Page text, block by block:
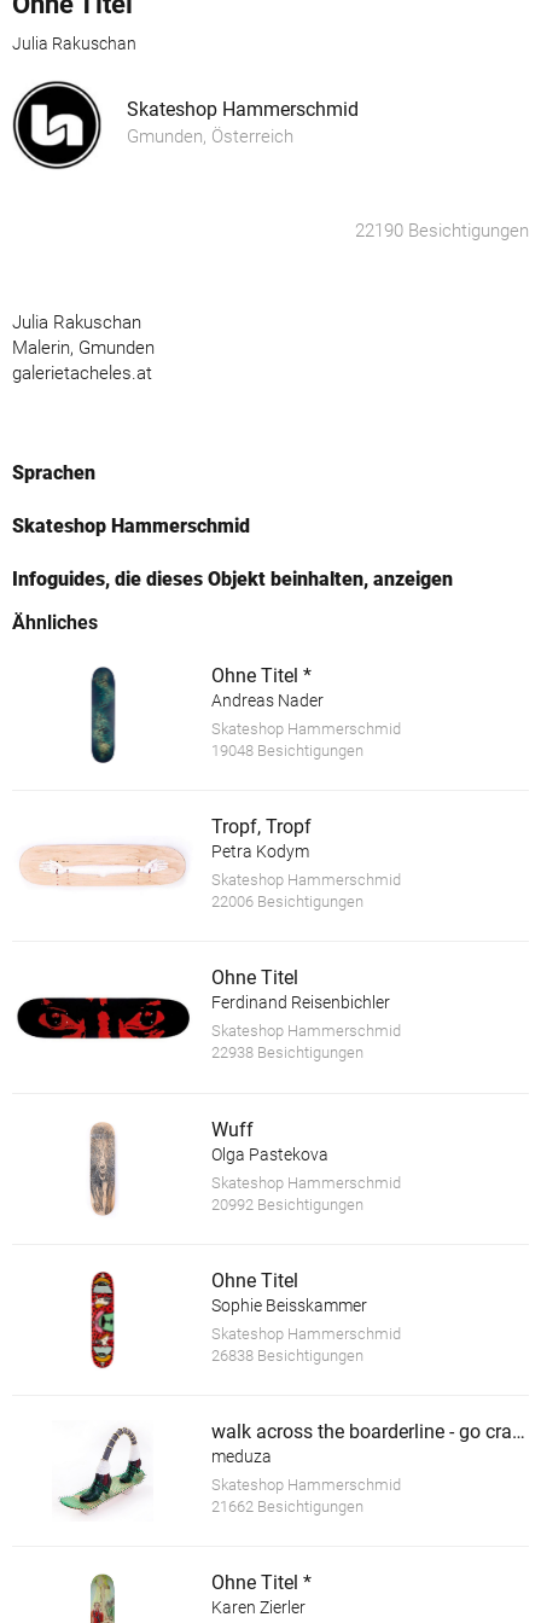
Julia Rakuschan
Skateshop Hammerschmid
Gmunden, Österreich
22190 Besichtigungen
Julia Rakuschan
Malerin, Gmunden
galerietacheles.at
Sprachen
Skateshop Hammerschmid
Infoguides, die dieses Objekt beinhalten, anzeigen
Ähnliches
Ohne Titel *
Andreas Nader
Skateshop Hammerschmid
19048 Besichtigungen
Tropf, Tropf
Petra Kodym
Skateshop Hammerschmid
22006 Besichtigungen
Ohne Titel
Ferdinand Reisenbichler
Skateshop Hammerschmid
22938 Besichtigungen
Wuff
Olga Pastekova
Skateshop Hammerschmid
20992 Besichtigungen
Ohne Titel
Sophie Beisskammer
Skateshop Hammerschmid
26838 Besichtigungen
walk across the boarderline - go crazy *
meduza
Skateshop Hammerschmid
21662 Besichtigungen
Ohne Titel *
Karen Zierler